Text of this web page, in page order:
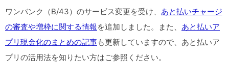
ワンバンク（B/43）のサービス変更を受け、 あと払いチャージ
の審査や増枠に関する情報を追加しました。また、 あと払いア
プリ現金化のまとめの記事も更新していますので、あと払いア
プリの活用法を知りたい方はご参照ください。